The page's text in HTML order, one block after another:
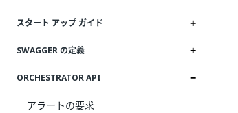
スタート アップ ガイド
SWAGGER の定義
ORCHESTRATOR API
アラートの要求